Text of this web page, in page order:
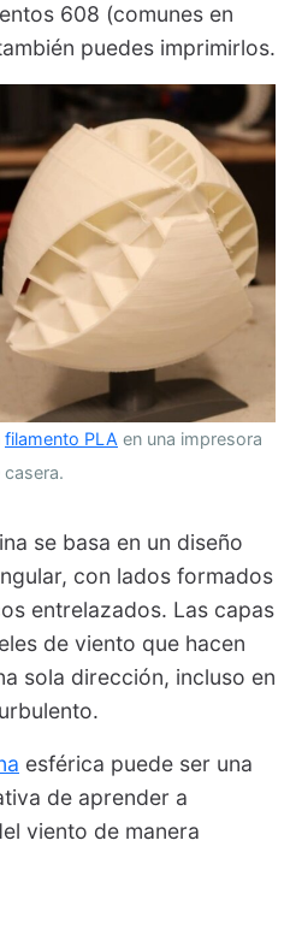
608 (comunes en
puedes imprimirlos.
filamento PLA en una impresora
casera.
se basa en un diseño
con lados formados
entrelazados. Las capas
de viento que hacen
sola dirección, incluso en
esférica puede ser una
de aprender a
viento de manera